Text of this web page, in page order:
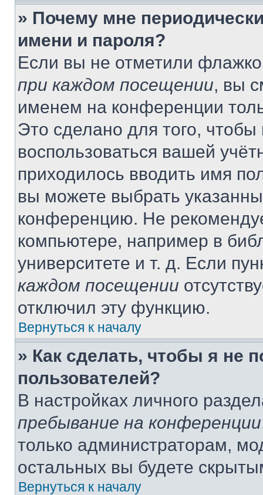
» Почему мне
имени и пароля?
Если вы не отметили
при каждом посещении, вы
именем на конференции
Это сделано для того, чтобы
воспользоваться вашей
приходилось вводить имя
вы можете выбрать
конференцию. Не
компьютере, например в
университете и т. д. Если
каждом посещении
отключил эту функцию.
Вернуться к началу
» Как сделать, чтобы я не
пользователей?
В настройках личного
пребывание на конференции
только администраторам,
остальных вы будете
Вернуться к началу